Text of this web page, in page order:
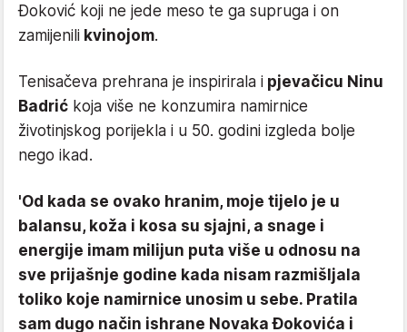
Đoković koji ne jede meso te ga supruga i on
zamijenili kvinojom.
Tenisačeva prehrana je inspirirala i pjevačicu Ninu
Badrić koja više ne konzumira namirnice
životinjskog porijekla i u 50. godini izgleda bolje
nego ikad.
'Od kada se ovako hranim, moje tijelo je u
balansu, koža i kosa su sjajni, a snage i
energije imam milijun puta više u odnosu na
sve prijašnje godine kada nisam razmišljala
toliko koje namirnice unosim u sebe. Pratila
sam dugo način ishrane Novaka Đokovića i